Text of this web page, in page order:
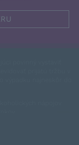
Google